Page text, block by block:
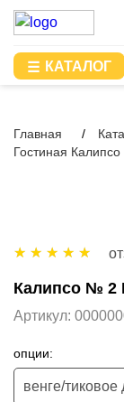
КАТАЛОГ
Главная
Гостиная Калипсо
Калипсо № 2
Артикул:
опции:
венге/